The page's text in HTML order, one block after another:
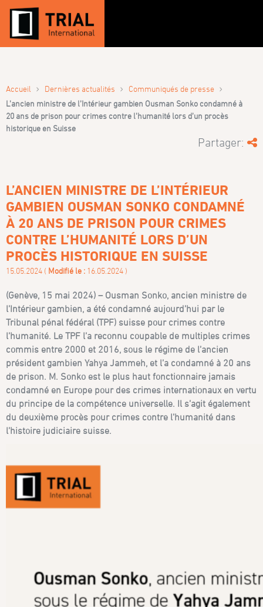
Accueil › Dernières actualités › Communiqués de presse ›
L’ancien ministre de l’Intérieur gambien Ousman Sonko condamné à
20 ans de prison pour crimes contre l’humanité lors d’un procès
historique en Suisse
Partager:
L’ANCIEN MINISTRE DE L’INTÉRIEUR
GAMBIEN OUSMAN SONKO CONDAMNÉ
À 20 ANS DE PRISON POUR CRIMES
CONTRE L’HUMANITÉ LORS D’UN
PROCÈS HISTORIQUE EN SUISSE
15.05.2024 ( Modifié le : 16.05.2024 )
(Genève, 15 mai 2024) – Ousman Sonko, ancien ministre de
l’Intérieur gambien, a été condamné aujourd’hui par le
Tribunal pénal fédéral (TPF) suisse pour crimes contre
l’humanité. Le TPF l’a reconnu coupable de multiples crimes
commis entre 2000 et 2016, sous le régime de l’ancien
président gambien Yahya Jammeh, et l’a condamné à 20 ans
de prison. M. Sonko est le plus haut fonctionnaire jamais
condamné en Europe pour des crimes internationaux en vertu
du principe de la compétence universelle. Il s’agit également
du deuxième procès pour crimes contre l’humanité dans
l’histoire judiciaire suisse.